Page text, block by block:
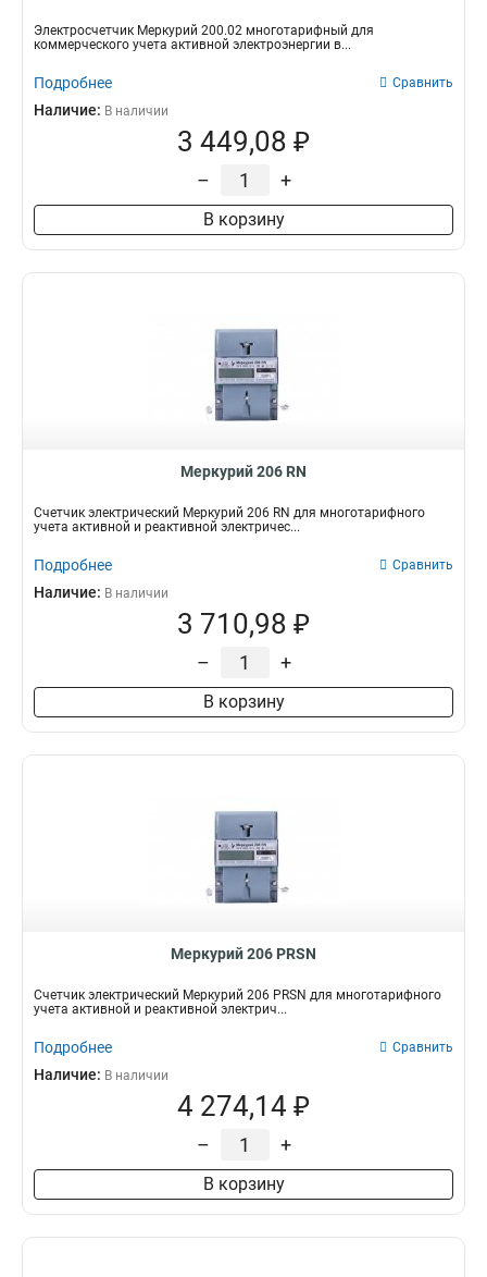
Электросчетчик Меркурий 200.02 многотарифный для
коммерческого учета активной электроэнергии в...
Подробнее Сравнить
Наличие: В наличии
3 449,08 ₽
– +
В корзину
Меркурий 206 RN
Счетчик электрический Меркурий 206 RN для многотарифного
учета активной и реактивной электричес...
Подробнее Сравнить
Наличие: В наличии
3 710,98 ₽
– +
В корзину
Меркурий 206 PRSN
Счетчик электрический Меркурий 206 PRSN для многотарифного
учета активной и реактивной электрич...
Подробнее Сравнить
Наличие: В наличии
4 274,14 ₽
– +
В корзину